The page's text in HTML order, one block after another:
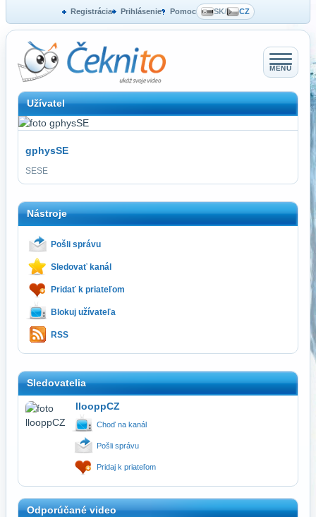
Registrácia Prihlásenie Pomoc SK/ CZ
MENU
Užívatel
gphysSE
SESE
Nástroje
Pošli správu
Sledovať kanál
Pridať k priateľom
Blokuj užívateľa
RSS
Sledovatelia
llooppCZ
Choď na kanál
Pošli správu
Pridaj k priateľom
Odporúčané video